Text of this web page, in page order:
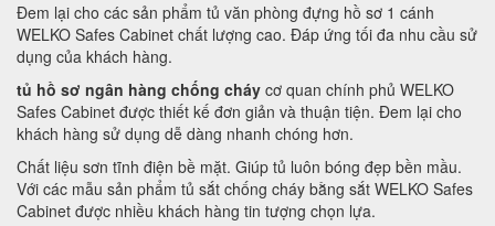
Đem lại cho các sản phẩm tủ văn phòng đựng hồ sơ 1 cánh
WELKO Safes Cabinet chất lượng cao. Đáp ứng tối đa nhu cầu sử
dụng của khách hàng.
tủ hồ sơ ngân hàng chống cháy cơ quan chính phủ WELKO
Safes Cabinet được thiết kế đơn giản và thuận tiện. Đem lại cho
khách hàng sử dụng dễ dàng nhanh chóng hơn.
Chất liệu sơn tĩnh điện bề mặt. Giúp tủ luôn bóng đẹp bền mầu.
Với các mẫu sản phẩm tủ sắt chống cháy bằng sắt WELKO Safes
Cabinet được nhiều khách hàng tin tượng chọn lựa.